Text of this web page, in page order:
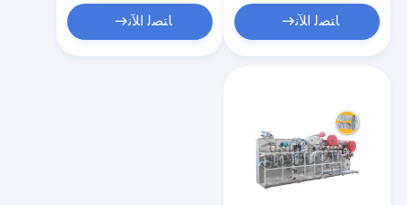
ﺎﺘﺼﻟ ﺍﻶﻧ ﺎﺘﺼﻟ ﺍﻶﻧ